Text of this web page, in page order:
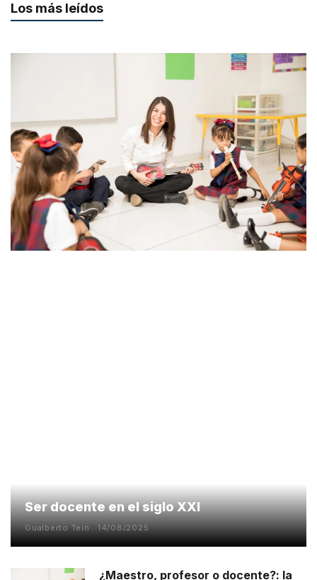
Los más leídos
Ser docente en el siglo XXI
Gualberto Tein 14/08/2025
¿Maestro, profesor o docente?: la